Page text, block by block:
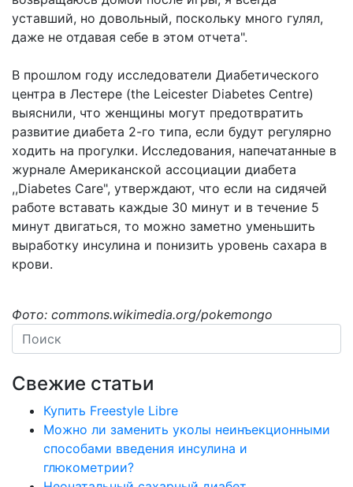
уставший, но довольный, поскольку много гулял,
даже не отдавая себе в этом отчета".
В прошлом году исследователи Диабетического
центра в Лестере (the Leicester Diabetes Centre)
выяснили, что женщины могут предотвратить
развитие диабета 2-го типа, если будут регулярно
ходить на прогулки. Исследования, напечатанные в
журнале Американской ассоциации диабета
,,Diabetes Care", утверждают, что если на cидячей
работе вставать каждые 30 минут и в течение 5
минут двигаться, то можно заметно уменьшить
вырaботку инсулина и понизить уровень сахара в
крови.
Фото: commons.wikimedia.org/pokemongo
Свежие статьи
Купить Freestyle Libre
Можно ли заменить уколы неинъекционными
способами введения инсулина и
глюкометрии?